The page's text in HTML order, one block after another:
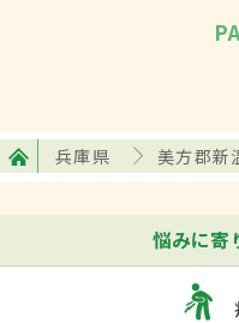
兵庫県 美方郡新
悩みに寄